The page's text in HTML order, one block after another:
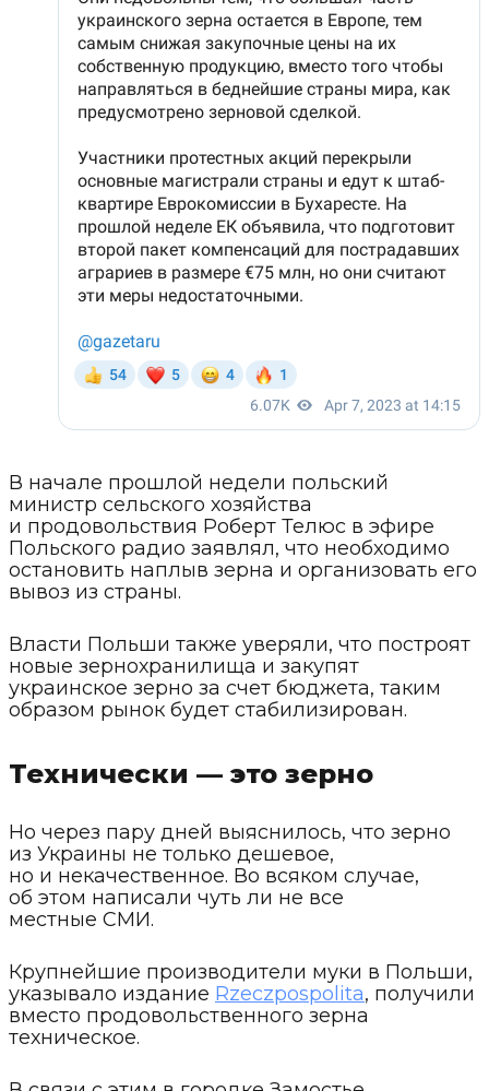
В начале прошлой недели польский
министр сельского хозяйства
и продовольствия Роберт Телюс в эфире
Польского радио заявлял, что необходимо
остановить наплыв зерна и организовать его
вывоз из страны.
Власти Польши также уверяли, что построят
новые зернохранилища и закупят
украинское зерно за счет бюджета, таким
образом рынок будет стабилизирован.
Технически — это зерно
Но через пару дней выяснилось, что зерно
из Украины не только дешевое,
но и некачественное. Во всяком случае,
об этом написали чуть ли не все
местные СМИ.
Крупнейшие производители муки в Польши,
указывало издание Rzeczpospolita, получили
вместо продовольственного зерна
техническое.